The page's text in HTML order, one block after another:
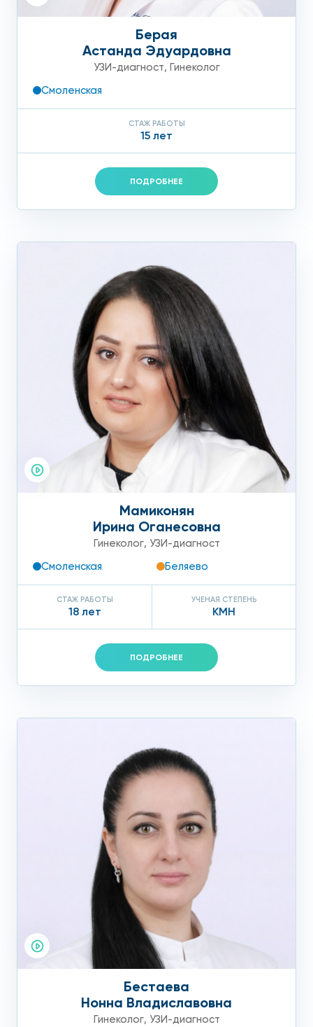
Берая
Астанда Эдуардовна
УЗИ-диагност, Гинеколог
Смоленская
СТАЖ РАБОТЫ
15 лет
ПОДРОБНЕЕ
Мамиконян
Ирина Оганесовна
Гинеколог, УЗИ-диагност
Смоленская
Беляево
СТАЖ РАБОТЫ
18 лет
УЧЕНАЯ СТЕПЕНЬ
КМН
ПОДРОБНЕЕ
Бестаева
Нонна Владиславовна
Гинеколог, УЗИ-диагност